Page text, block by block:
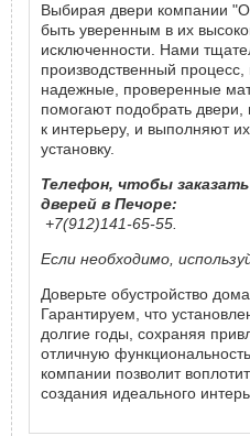
Выбирая двери компании
быть уверенным в их
исключенности. Нами
производственный процесс,
надежные, проверенные
помогают подобрать
к интерьеру, и выполняют
установку.
Телефон, чтобы
дверей в Печоре:
+7(912)141-65-55.
Если необходимо,
Доверьте обустройство
Гарантируем, что
долгие годы, сохраняя
отличную
компании позволит
создания идеального